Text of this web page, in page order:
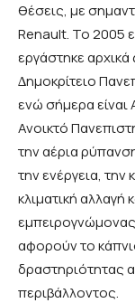
θέσεις, µε
Renault. Το 2005
εργάστηκε
∆ηµοκρίτειο
ενώ σήµερα
Ανοικτό
την αέρια
την ενέργεια, την
κλιµατική αλλαγή
αφορούν το
δραστηριότητας
περιβάλλοντος.